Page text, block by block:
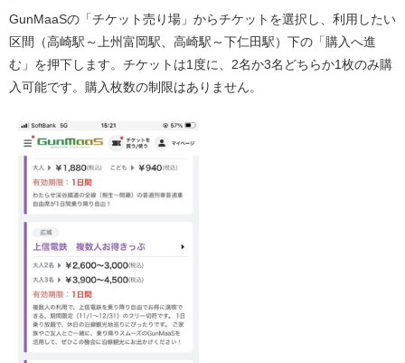
GunMaaSの「チケット売り場」からチケットを選択し、利用したい
区間（高崎駅～上州富岡駅、高崎駅～下仁田駅）下の「購入へ進
む」を押下します。チケットは1度に、2名か3名どちらか1枚のみ購
入可能です。購入枚数の制限はありません。